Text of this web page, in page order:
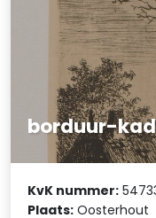
borduur-
KvK nummer:
Plaats: Oosterhout